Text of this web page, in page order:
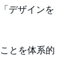
デザインを
とを体系的